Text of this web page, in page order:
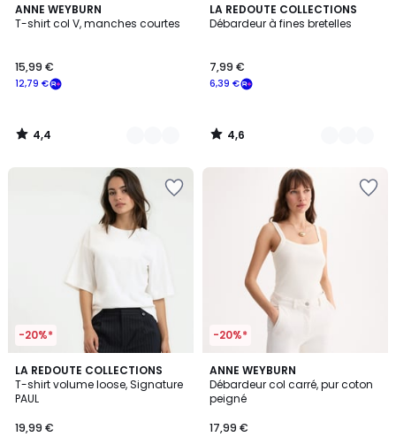
ANNE WEYBURN
T-shirt col V, manches courtes
12,79 €
15,99 €
4,4
/ 5
3
Couleurs
4,4
/
LA REDOUTE COLLECTIONS
Débardeur à fines bretelles
6,39 €
7,99 €
4,6
/ 5
2
Couleurs
4,6
/
-20%*
LA REDOUTE COLLECTIONS
T-shirt volume loose, Signature
PAUL
19,99 €
4,6
/ 5
5
Couleurs
-20%*
ANNE WEYBURN
Débardeur col carré, pur coton
peigné
17,99 €
4,5
/ 5
4
Couleurs